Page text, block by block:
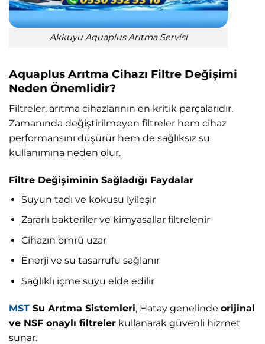
Akkuyu Aquaplus Arıtma Servisi
Aquaplus Arıtma Cihazı Filtre Değişimi
Neden Önemlidir?
Filtreler, arıtma cihazlarının en kritik parçalarıdır.
Zamanında değiştirilmeyen filtreler hem cihaz
performansını düşürür hem de sağlıksız su
kullanımına neden olur.
Filtre Değişiminin Sağladığı Faydalar
Suyun tadı ve kokusu iyileşir
Zararlı bakteriler ve kimyasallar filtrelenir
Cihazın ömrü uzar
Enerji ve su tasarrufu sağlanır
Sağlıklı içme suyu elde edilir
MST Su Arıtma Sistemleri, Hatay genelinde orijinal
ve NSF onaylı filtreler kullanarak güvenli hizmet
sunar.